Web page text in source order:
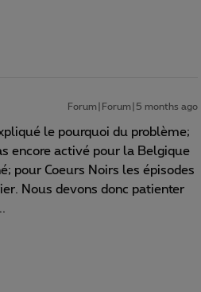
Forum|Forum|5 months ago
le pourquoi du problème;
encore activé pour la Belgique
pour Coeurs Noirs les épisodes
Nous devons donc patienter